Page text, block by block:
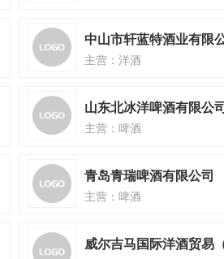
中山市轩蓝特酒业有限
主营：洋酒
山东北冰洋啤酒有限公
主营：啤酒
青岛青瑞啤酒有限公司
主营：啤酒